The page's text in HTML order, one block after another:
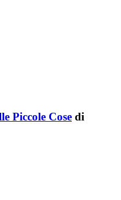
Piccole Cose di